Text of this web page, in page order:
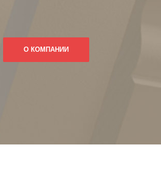
О КОМПАНИИ